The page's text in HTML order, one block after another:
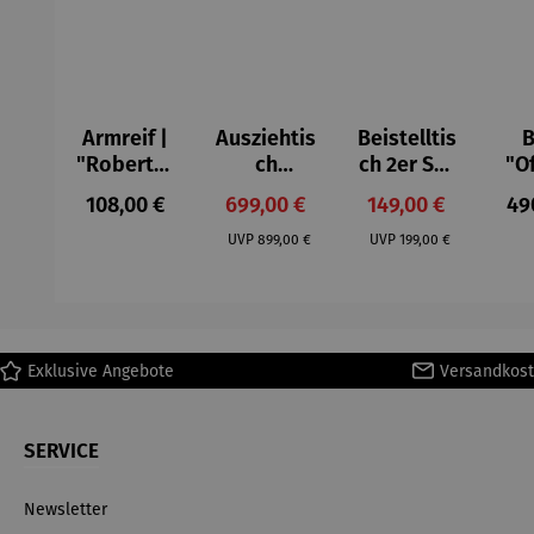
Armreif |
"Roberta"
– Anna
Mütz
Regulärer Preis:
108,00 €
Ausziehtis
ch
Aluminium
– Valor
Verkaufspreis:
699,00 €
UVP Regulärer Preis:
899,00 €
Beistelltis
ch 2er Set
– Dalias
Verkaufspreis:
149,00 €
UVP Regulärer Preis:
199,00 €
Exklusive Angebote
SERVICE
Newsletter